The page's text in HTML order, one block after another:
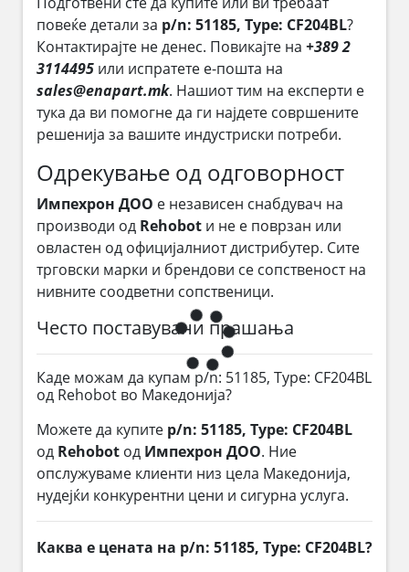
повеќе детали за p/n: 51185, Type: CF204BL?
Контактирајте не денес. Повикајте на +389 2
3114495 или испратете е-пошта на
sales@enapart.mk. Нашиот тим на експерти е
тука да ви помогне да ги најдете совршените
решенија за вашите индустриски потреби.
Одрекување од одговорност
Импехрон ДОО е независен снабдувач на
производи од Rehobot и не е поврзан или
овластен од официјалниот дистрибутер. Сите
трговски марки и брендови се сопственост на
нивните соодветни сопственици.
Често поставувани прашања
Каде можам да купам p/n: 51185, Type: CF204BL
од Rehobot во Македонија?
Можете да купите p/n: 51185, Type: CF204BL
од Rehobot од Импехрон ДОО. Ние
опслужуваме клиенти низ цела Македонија,
нудејќи конкурентни цени и сигурна услуга.
Каква е цената на p/n: 51185, Type: CF204BL?